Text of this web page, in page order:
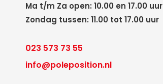
Ma t/m Za open: 10.00 en 17.00 uur
Zondag tussen: 11.00 tot 17.00 uur
023 573 73 55
info@poleposition.nl